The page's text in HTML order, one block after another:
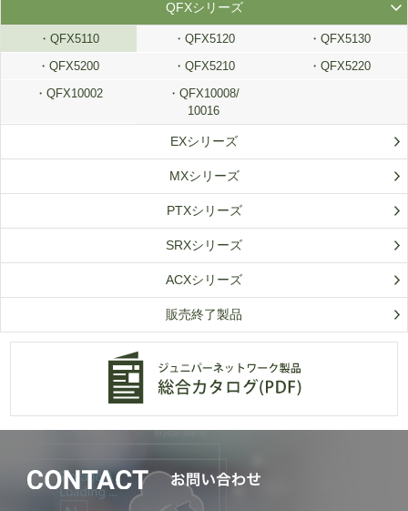
QFXシリーズ
QFX5110 QFX5120
・QFX5130
QFX5200
QFX5210
QFX5220
QFX10002
QFX10008/
10016
EXシリーズ
MXシリーズ
PTXシリーズ
SRXシリーズ
ACXシリーズ
販売終了製品